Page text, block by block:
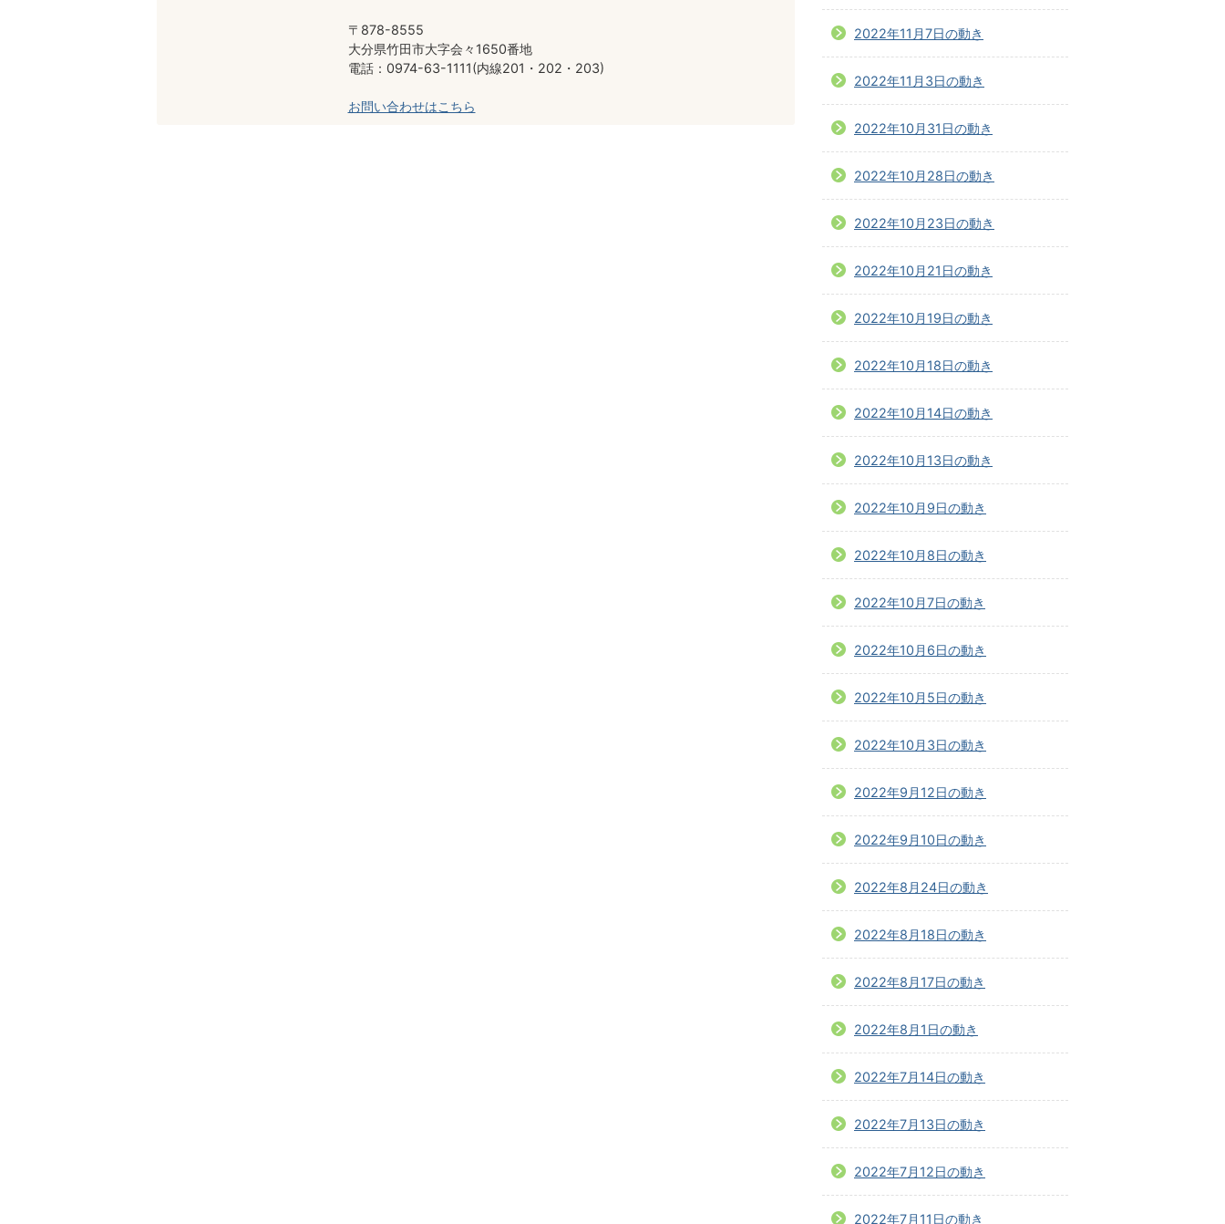
〒878-8555
大分県竹田市大字会々1650番地
電話：0974-63-1111(内線201・202・203)
お問い合わせはこちら
2022年11月7日の動き
2022年11月3日の動き
2022年10月31日の動き
2022年10月28日の動き
2022年10月23日の動き
2022年10月21日の動き
2022年10月19日の動き
2022年10月18日の動き
2022年10月14日の動き
2022年10月13日の動き
2022年10月9日の動き
2022年10月8日の動き
2022年10月7日の動き
2022年10月6日の動き
2022年10月5日の動き
2022年10月3日の動き
2022年9月12日の動き
2022年9月10日の動き
2022年8月24日の動き
2022年8月18日の動き
2022年8月17日の動き
2022年8月1日の動き
2022年7月14日の動き
2022年7月13日の動き
2022年7月12日の動き
2022年7月11日の動き